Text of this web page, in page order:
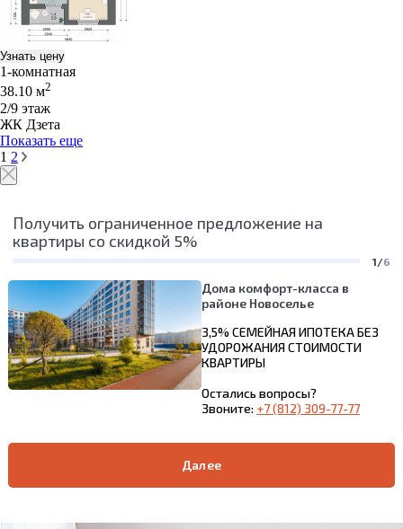
Узнать цену
1-комнатная
38.10 м2
2/9 этаж
ЖК Дзета
Показать еще
1 2
Получить ограниченное предложение на
квартиры со скидкой 5%
1/6
Дома комфорт-класса в
районе Новоселье
3,5% СЕМЕЙНАЯ ИПОТЕКА БЕЗ
УДОРОЖАНИЯ СТОИМОСТИ
КВАРТИРЫ
Остались вопросы?
Звоните: +7 (812) 309-77-77